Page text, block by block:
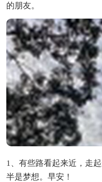
的朋友。
1、有些路看起来近，走
半是梦想。早安！